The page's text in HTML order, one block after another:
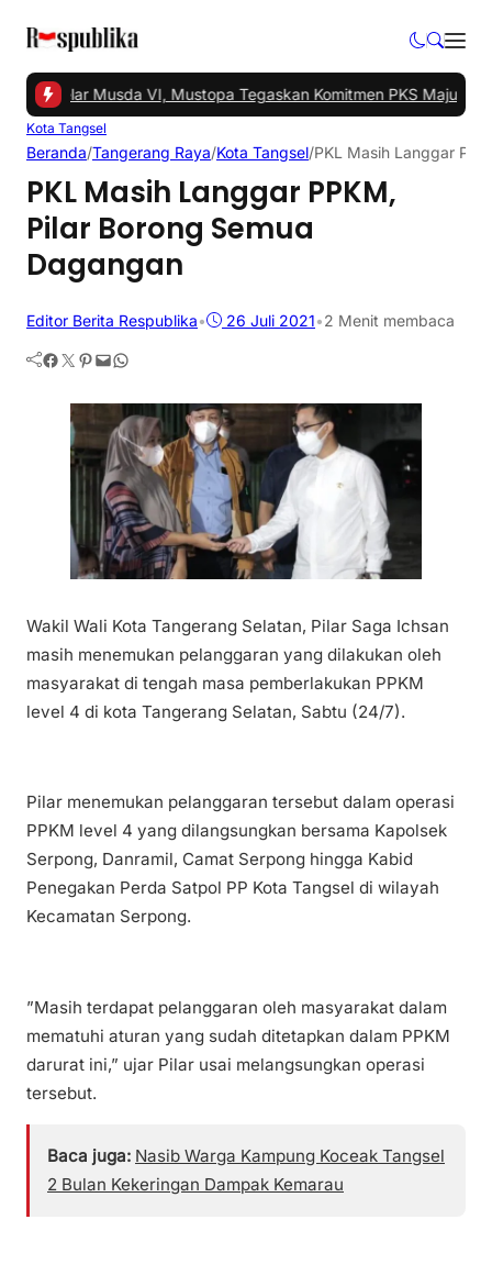
Gelar Musda VI, Mustopa Tegaskan Komitmen PKS Majukan
Kota Tangsel
Beranda/Tangerang Raya/Kota Tangsel/PKL Masih Langgar
PKL Masih Langgar PPKM,
Pilar Borong Semua
Dagangan
Editor Berita Respublika• 26 Juli 2021•2 Menit membaca
Facebook Twitter Pinterest Mail WhatsApp
Wakil Wali Kota Tangerang Selatan, Pilar Saga Ichsan
masih menemukan pelanggaran yang dilakukan oleh
masyarakat di tengah masa pemberlakukan PPKM
level 4 di kota Tangerang Selatan, Sabtu (24/7).
Pilar menemukan pelanggaran tersebut dalam operasi
PPKM level 4 yang dilangsungkan bersama Kapolsek
Serpong, Danramil, Camat Serpong hingga Kabid
Penegakan Perda Satpol PP Kota Tangsel di wilayah
Kecamatan Serpong.
”Masih terdapat pelanggaran oleh masyarakat dalam
mematuhi aturan yang sudah ditetapkan dalam PPKM
darurat ini,” ujar Pilar usai melangsungkan operasi
tersebut.
Baca juga: Nasib Warga Kampung Koceak Tangsel
2 Bulan Kekeringan Dampak Kemarau